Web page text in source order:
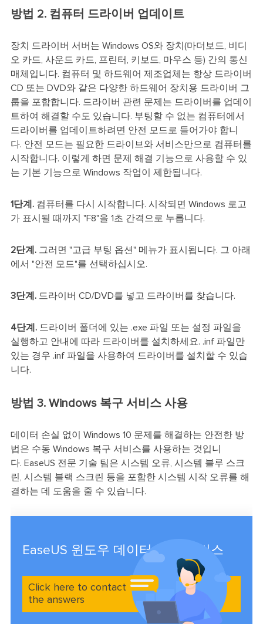
방법 2. 컴퓨터 드라이버 업데이트
장치 드라이버 서버는 Windows OS와 장치(마더보드, 비디
오 카드, 사운드 카드, 프린터, 키보드, 마우스 등) 간의 통신
매체입니다. 컴퓨터 및 하드웨어 제조업체는 항상 드라이버
CD 또는 DVD와 같은 다양한 하드웨어 장치용 드라이버 그
룹을 포함합니다. 드라이버 관련 문제는 드라이버를 업데이
트하여 해결할 수도 있습니다. 부팅할 수 없는 컴퓨터에서
드라이버를 업데이트하려면 안전 모드로 들어가야 합니
다. 안전 모드는 필요한 드라이브와 서비스만으로 컴퓨터를
시작합니다. 이렇게 하면 문제 해결 기능으로 사용할 수 있
는 기본 기능으로 Windows 작업이 제한됩니다.
1단계. 컴퓨터를 다시 시작합니다. 시작되면 Windows 로고
가 표시될 때까지 "F8"을 1초 간격으로 누릅니다.
2단계. 그러면 "고급 부팅 옵션" 메뉴가 표시됩니다. 그 아래
에서 "안전 모드"를 선택하십시오.
3단계. 드라이버 CD/DVD를 넣고 드라이버를 찾습니다.
4단계. 드라이버 폴더에 있는 .exe 파일 또는 설정 파일을
실행하고 안내에 따라 드라이버를 설치하세요. .inf 파일만
있는 경우 .inf 파일을 사용하여 드라이버를 설치할 수 있습
니다.
방법 3. Windows 복구 서비스 사용
데이터 손실 없이 Windows 10 문제를 해결하는 안전한 방
법은 수동 Windows 복구 서비스를 사용하는 것입니
다. EaseUS 전문 기술 팀은 시스템 오류, 시스템 블루 스크
린, 시스템 블랙 스크린 등을 포함한 시스템 시작 오류를 해
결하는 데 도움을 줄 수 있습니다.
EaseUS 윈도우 데이터 복구 서비스
Click here to contact our experts and get
the answers